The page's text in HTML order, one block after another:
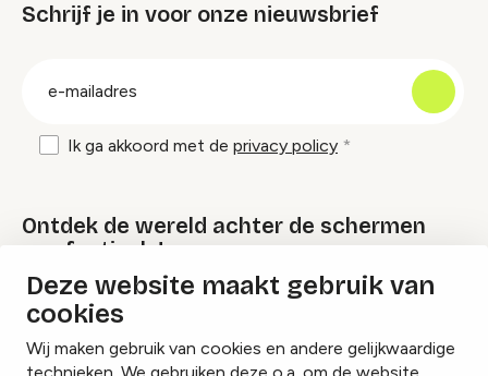
Deze website maakt gebruik van
cookies
Wij maken gebruik van cookies en andere gelijkwaardige
Schrijf je in voor onze nieuwsbrief
Ik ga akkoord met de privacy policy
Ontdek de wereld achter de schermen
van festivals!
Lees onze Festival Specials